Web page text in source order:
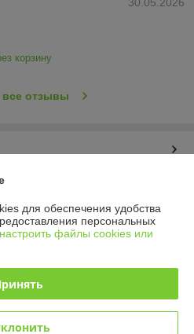
корзину
все отзывы
для обеспечения удобства
персональных
файлы cookies или